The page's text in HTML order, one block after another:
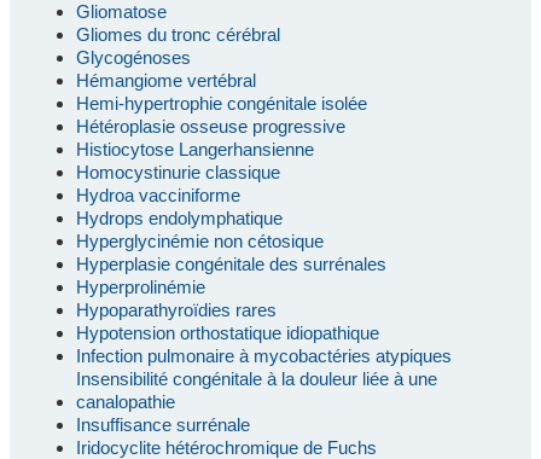
Gliomatose
Gliomes du tronc cérébral
Glycogénoses
Hémangiome vertébral
Hemi-hypertrophie congénitale isolée
Hétéroplasie osseuse progressive
Histiocytose Langerhansienne
Homocystinurie classique
Hydroa vacciniforme
Hydrops endolymphatique
Hyperglycinémie non cétosique
Hyperplasie congénitale des surrénales
Hyperprolinémie
Hypoparathyroïdies rares
Hypotension orthostatique idiopathique
Infection pulmonaire à mycobactéries atypiques
Insensibilité congénitale à la douleur liée à une
canalopathie
Insuffisance surrénale
Iridocyclite hétérochromique de Fuchs